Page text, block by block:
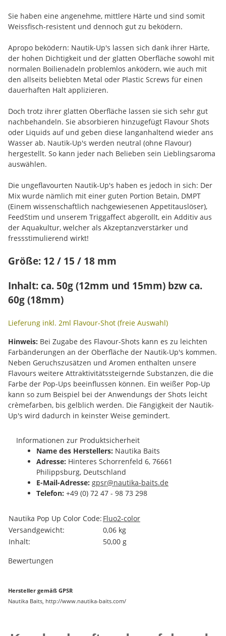
Sie haben eine angenehme, mittlere Härte und sind somit
Weissfisch-resistent und dennoch gut zu beködern.
Apropo beködern: Nautik-Up's lassen sich dank ihrer Härte,
der hohen Dichtigkeit und der glatten Oberfläche sowohl mit
normalen Boilienadeln problemlos anködern, wie auch mit
den allseits beliebten Metal oder Plastic Screws für einen
dauerhaften Halt applizieren.
Doch trotz ihrer glatten Oberfläche lassen sie sich sehr gut
nachbehandeln. Sie absorbieren hinzugefügt Flavour Shots
oder Liquids auf und geben diese langanhaltend wieder ans
Wasser ab. Nautik-Up's werden neutral (ohne Flavour)
hergestellt. So kann jeder nach Belieben sein Lieblingsaroma
auswählen.
Die ungeflavourten Nautik-Up's haben es jedoch in sich: Der
Mix wurde nämlich mit einer guten Portion Betain, DMPT
(Einem wissenschaftlich nachgewiesenen Appetitauslöser),
FeedStim und unserem Triggaffect abgerollt, ein Additiv aus
der Aquakultur, welcher als Akzeptanzverstärker und
fressstimulierend wirkt!
Größe: 12 / 15 / 18 mm
Inhalt: ca. 50g (12mm und 15mm) bzw ca.
60g (18mm)
Lieferung inkl. 2ml Flavour-Shot (freie Auswahl)
Hinweis: Bei Zugabe des Flavour-Shots kann es zu leichten
Farbänderungen an der Oberfläche der Nautik-Up's kommen.
Neben Geruchszusätzen und Aromen enthalten unsere
Flavours weitere Attraktivitätssteigernde Substanzen, die die
Farbe der Pop-Ups beeinflussen können. Ein weißer Pop-Up
kann so zum Beispiel bei der Anwendungs der Shots leicht
crèmefarben, bis gelblich werden. Die Fängigkeit der Nautik-
Up's wird dadurch in keinster Weise gemindert.
Informationen zur Produktsicherheit
Name des Herstellers: Nautika Baits
Adresse: Hinteres Schorrenfeld 6, 76661
Philippsburg, Deutschland
E-Mail-Adresse: gpsr@nautika-baits.de
Telefon: +49 (0) 72 47 - 98 73 298
Produkteigenschaft
Wert
Nautika Pop Up Color Code: Fluo2-color
Versandgewicht:
0,06 kg
Inhalt:
50,00 g
Bewertungen
Hersteller gemäß GPSR
Nautika Baits, http://www.nautika-baits.com/